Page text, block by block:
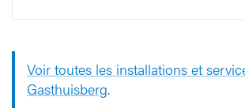
Voir toutes les installations et
Gasthuisberg.